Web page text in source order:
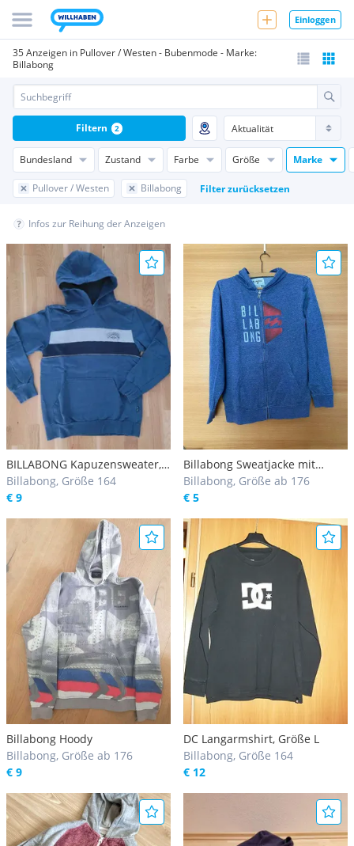
Einloggen
35 Anzeigen in Pullover / Westen - Bubenmode - Marke:
Billabong
Bundesland Zustand Farbe Größe Marke
Pullover / Westen Billabong Filter zurücksetzen
Filtern 2
Infos zur Reihung der Anzeigen
BILLABONG Kapuzensweater,
Größe 164/174
Billabong, Größe 164
€ 9
Billabong Sweatjacke mit
Kapuze
Billabong, Größe ab 176
€ 5
Billabong Hoody
Billabong, Größe ab 176
€ 9
DC Langarmshirt, Größe L
Billabong, Größe 164
€ 12